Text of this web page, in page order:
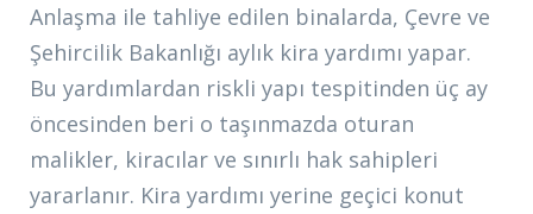
Anlaşma ile tahliye edilen binalarda, Çevre ve
Şehircilik Bakanlığı aylık kira yardımı yapar.
Bu yardımlardan riskli yapı tespitinden üç ay
öncesinden beri o taşınmazda oturan
malikler, kiracılar ve sınırlı hak sahipleri
yararlanır. Kira yardımı yerine geçici konut